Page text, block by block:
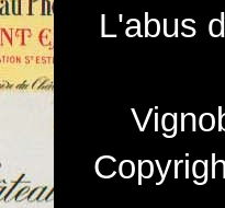
L'abus